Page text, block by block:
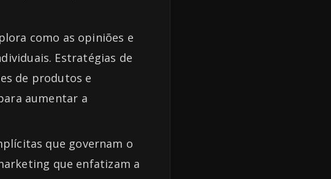
como as opiniões e
Estratégias de
de produtos e
aumentar a
que governam o
que enfatizam a